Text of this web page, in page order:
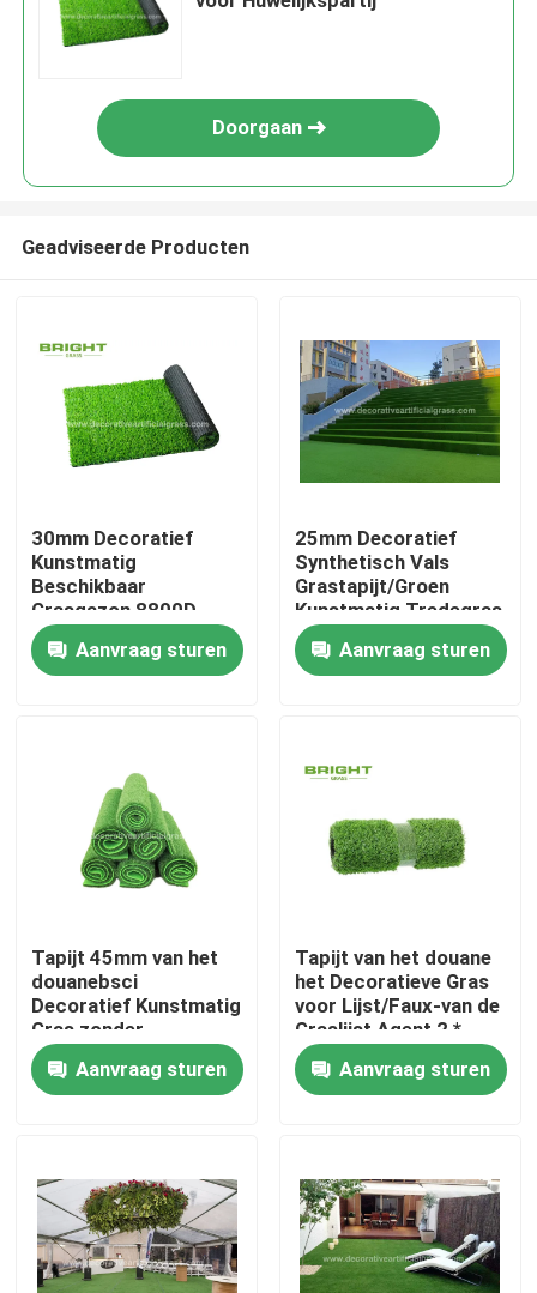
Huis
Producten
Fabrieksrondleiding
Neem contact met ons op
Nieuws
Een offerte aanvragen
Decoratief Kunstmatig Gras
Doorgaan
Geadviseerde Producten
30mm Decoratief
Kunstmatig
Beschikbaar
Grasgazon 8800D
voor Huwelijkspartij
Aanvraag sturen
25mm Decoratief
Synthetisch Vals
Grastapijt/Groen
Kunstmatig Tredegras
60*120cm
Aanvraag sturen
Tapijt 45mm van het
douanebsci
Decoratief Kunstmatig
Gras zonder
Steunende 100cm *
100cmAanvraag sturen
Tapijt van het douane
het Decoratieve Gras
voor Lijst/Faux-van de
Graslijst Agent 2 *
45m
Aanvraag sturen